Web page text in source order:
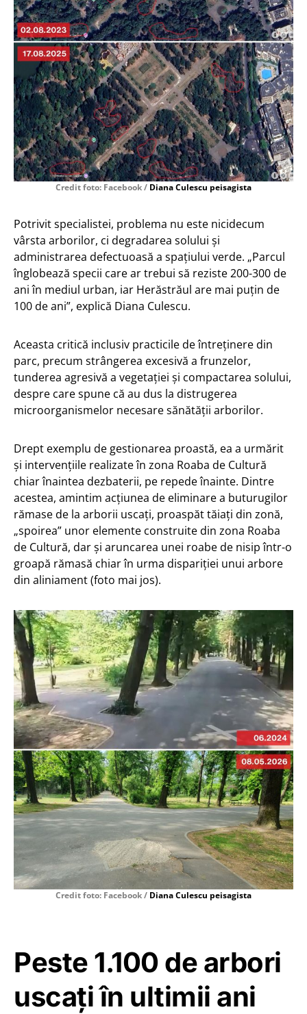
Credit foto: Facebook / Diana Culescu peisagista
Potrivit specialistei, problema nu este nicidecum
vârsta arborilor, ci degradarea solului și
administrarea defectuoasă a spațiului verde. „Parcul
înglobează specii care ar trebui să reziste 200-300 de
ani în mediul urban, iar Herăstrăul are mai puțin de
100 de ani”, explică Diana Culescu.
Aceasta critică inclusiv practicile de întreținere din
parc, precum strângerea excesivă a frunzelor,
tunderea agresivă a vegetației și compactarea solului,
despre care spune că au dus la distrugerea
microorganismelor necesare sănătății arborilor.
Drept exemplu de gestionarea proastă, ea a urmărit
și intervențiile realizate în zona Roaba de Cultură
chiar înaintea dezbaterii, pe repede înainte. Dintre
acestea, amintim acțiunea de eliminare a buturugilor
rămase de la arborii uscați, proaspăt tăiați din zonă,
„spoirea” unor elemente construite din zona Roaba
de Cultură, dar și aruncarea unei roabe de nisip într-o
groapă rămasă chiar în urma dispariției unui arbore
din aliniament (foto mai jos).
Credit foto: Facebook / Diana Culescu peisagista
Peste 1.100 de arbori
uscați în ultimii ani